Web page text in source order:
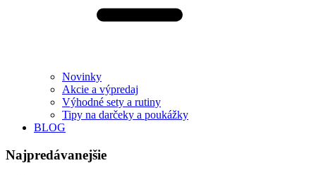
Novinky
Akcie a výpredaj
Výhodné sety a rutiny
Tipy na darčeky a poukážky
BLOG
Najpredávanejšie